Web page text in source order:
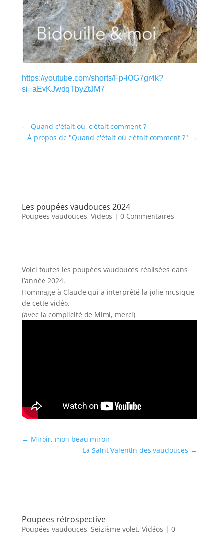
https://youtube.com/shorts/Fp-lOG7gr4k?
si=aEvKJwdqTbyZtJM7
← Quand c'était où, c'était comment ?
À propos de "Quand c'était où c'était comment ?" →
Les poupées vaudouces 2024
Poupées vaudouces, Vidéos | 0 Commentaires
Voici toutes les poupées vaudouces réalisées dans
l’année 2024.
Hommage à Claude qui a interprété la jolie musique
de cette vidéo.
(avec la complicité de Mimi, merci)
← Miroir, mon beau miroir
La Saint Valentin des vaudouces →
Poupées rétrospective
Poupées vaudouces, Seizième volet, Vidéos | 0